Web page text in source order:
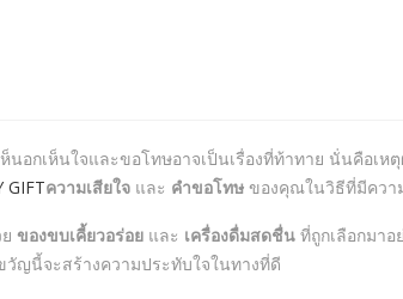
นอกเห็นใจและขอโทษอาจเป็นเรื่องที่ท้าทาย นั่นคือเ
GIFTความเสียใจ และ คำขอโทษ ของคุณในวิธีที่มีควา
ของขบเคี้ยวอร่อย และ เครื่องดื่มสดชื่น ที่ถูกเลือกมา
ญนี้จะสร้างความประทับใจในทางที่ดี